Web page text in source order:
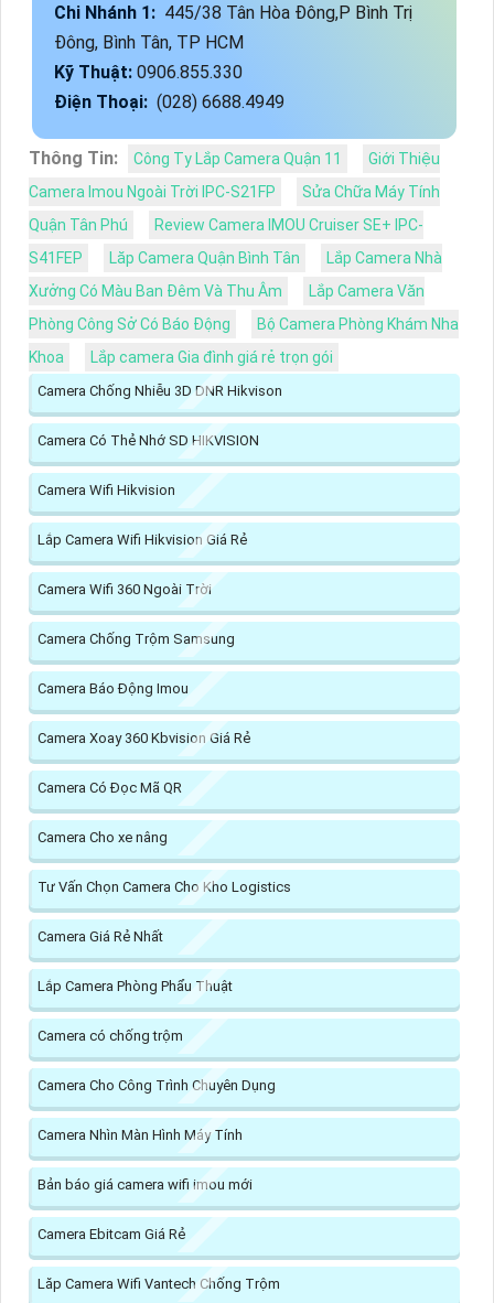
Chi Nhánh 1: 445/38 Tân Hòa Đông,P Bình Trị
Đông, Bình Tân, TP HCM
Kỹ Thuật: 0906.855.330
Điện Thoại: (028) 6688.4949
Thông Tin: Công Ty Lắp Camera Quận 11
Giới Thiệu
Camera Imou Ngoài Trời IPC-S21FP
Sửa Chữa Máy Tính
Quận Tân Phú
Review Camera IMOU Cruiser SE+ IPC-
S41FEP
Lăp Camera Quận Bình Tân
Lắp Camera Nhà
Xưởng Có Màu Ban Đêm Và Thu Âm
Lắp Camera Văn
Phòng Công Sở Có Báo Động
Bộ Camera Phòng Khám Nha
Khoa
Lắp camera Gia đình giá rẻ trọn gói
Camera Chống Nhiễu 3D DNR Hikvison
Camera Có Thẻ Nhớ SD HIKVISION
Camera Wifi Hikvision
Lắp Camera Wifi Hikvision Giá Rẻ
Camera Wifi 360 Ngoài Trời
Camera Chống Trộm Samsung
Camera Báo Động Imou
Camera Xoay 360 Kbvision Giá Rẻ
Camera Có Đọc Mã QR
Camera Cho xe nâng
Tư Vấn Chọn Camera Cho Kho Logistics
Camera Giá Rẻ Nhất
Lắp Camera Phòng Phẩu Thuật
Camera có chống trộm
Camera Cho Công Trình Chuyên Dụng
Camera Nhìn Màn Hình Máy Tính
Bản báo giá camera wifi imou mới
Camera Ebitcam Giá Rẻ
Lăp Camera Wifi Vantech Chống Trộm